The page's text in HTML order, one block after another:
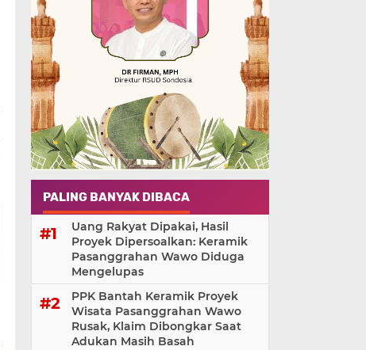
PALING BANYAK DIBACA
Uang Rakyat Dipakai, Hasil
Proyek Dipersoalkan: Keramik
Pasanggrahan Wawo Diduga
Mengelupas
PPK Bantah Keramik Proyek
Wisata Pasanggrahan Wawo
Rusak, Klaim Dibongkar Saat
Adukan Masih Basah